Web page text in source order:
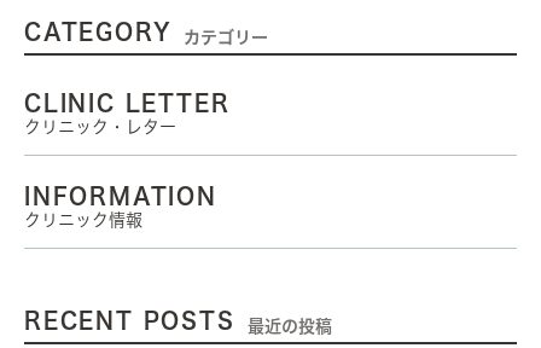
CATEGORY カテゴリー
CLINIC LETTER
クリニック・レター
INFORMATION
クリニック情報
RECENT POSTS 最近の投稿